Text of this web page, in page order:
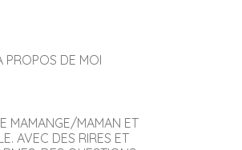
PROPOS DE MOI
MAMANGE/MAMAN ET
AVEC DES RIRES ET